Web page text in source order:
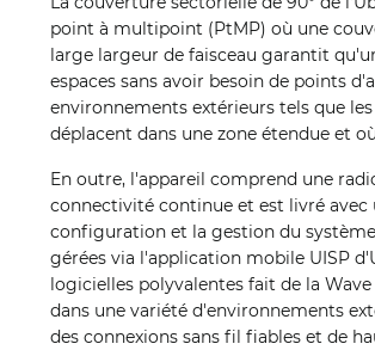
point à multipoint (PtMP) où une
large largeur de faisceau garantit
espaces sans avoir besoin de points
environnements extérieurs tels que
déplacent dans une zone étendue et
En outre, l'appareil comprend une
connectivité continue et est livré avec
configuration et la gestion du
gérées via l'application mobile UISP
logicielles polyvalentes fait de la
dans une variété d'environnements
des connexions sans fil fiables et de